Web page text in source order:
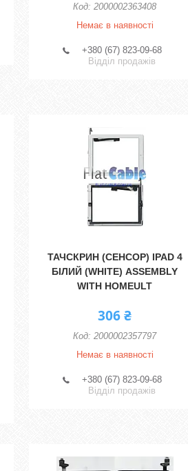
2000002363408
Немає в наявності
+380 (67) 823-09-68
Відділ продажів
ТАЧСКРИН (СЕНСОР) IPAD 4
БІЛИЙ (WHITE) ASSEMBLY
WITH HOMEULT
306 ₴
2000002357797
Немає в наявності
+380 (67) 823-09-68
Відділ продажів